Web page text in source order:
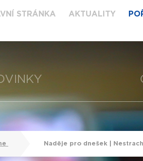
STRÁNKA AKTUALITY
Naděje pro dnešek |